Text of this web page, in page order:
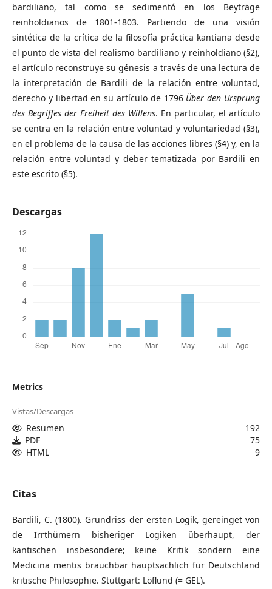
bardiliano, tal como se sedimentó en los Beyträge
reinholdianos de 1801-1803. Partiendo de una visión
sintética de la crítica de la filosofía práctica kantiana desde
el punto de vista del realismo bardiliano y reinholdiano (§2),
el artículo reconstruye su génesis a través de una lectura de
la interpretación de Bardili de la relación entre voluntad,
derecho y libertad en su artículo de 1796 Über den Ursprung
des Begriffes der Freiheit des Willens. En particular, el artículo
se centra en la relación entre voluntad y voluntariedad (§3),
en el problema de la causa de las acciones libres (§4) y, en la
relación entre voluntad y deber tematizada por Bardili en
este escrito (§5).
Descargas
Metrics
Vistas/Descargas
Resumen
192
PDF
75
HTML
9
Citas
Bardili, C. (1800). Grundriss der ersten Logik, gereinget von
de Irrthümern bisheriger Logiken überhaupt, der
kantischen insbesondere; keine Kritik sondern eine
Medicina mentis brauchbar hauptsächlich für Deutschland
kritische Philosophie. Stuttgart: Löflund (= GEL).